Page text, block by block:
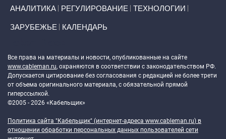
АНАЛИТИКА РЕГУЛИРОВАНИЕ ТЕХНОЛОГИИ
ЗАРУБЕЖЬЕ КАЛЕНДАРЬ
Все права на материалы и новости, опубликованные на сайте
www.cableman.ru, охраняются в соответствии с законодательством РФ.
Допускается цитирование без согласования с редакцией не более трети
от объема оригинального материала, с обязательной прямой
гиперссылкой.
©2005 - 2026 «Кабельщик»
Политика сайта "Кабельщик" (интернет-адреса www.cableman.ru) в
отношении обработки персональных данных пользователей сети